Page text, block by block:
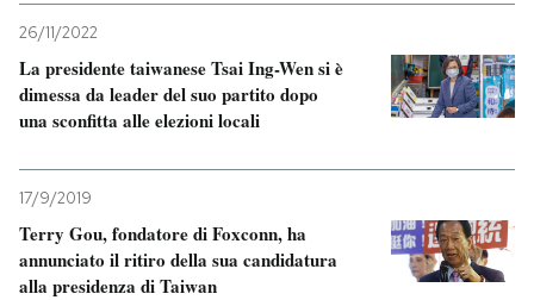
26/11/2022
La presidente taiwanese Tsai Ing-Wen si è
dimessa da leader del suo partito dopo
una sconfitta alle elezioni locali
17/9/2019
Terry Gou, fondatore di Foxconn, ha
annunciato il ritiro della sua candidatura
alla presidenza di Taiwan